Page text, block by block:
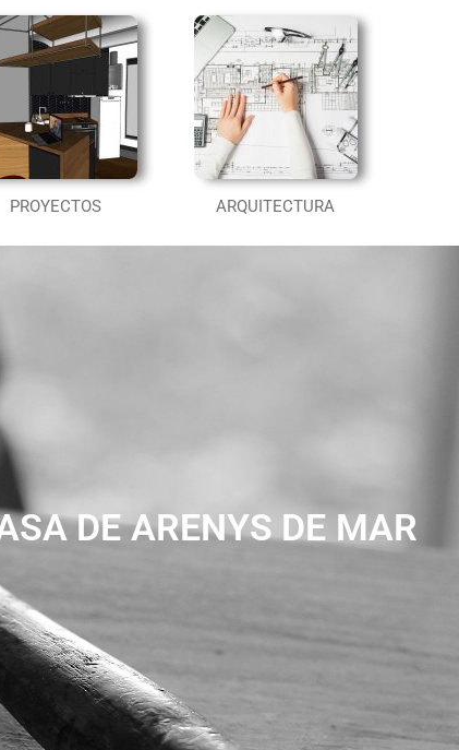
PROYECTOS ARQUITECTURA
DE ARENYS DE MAR